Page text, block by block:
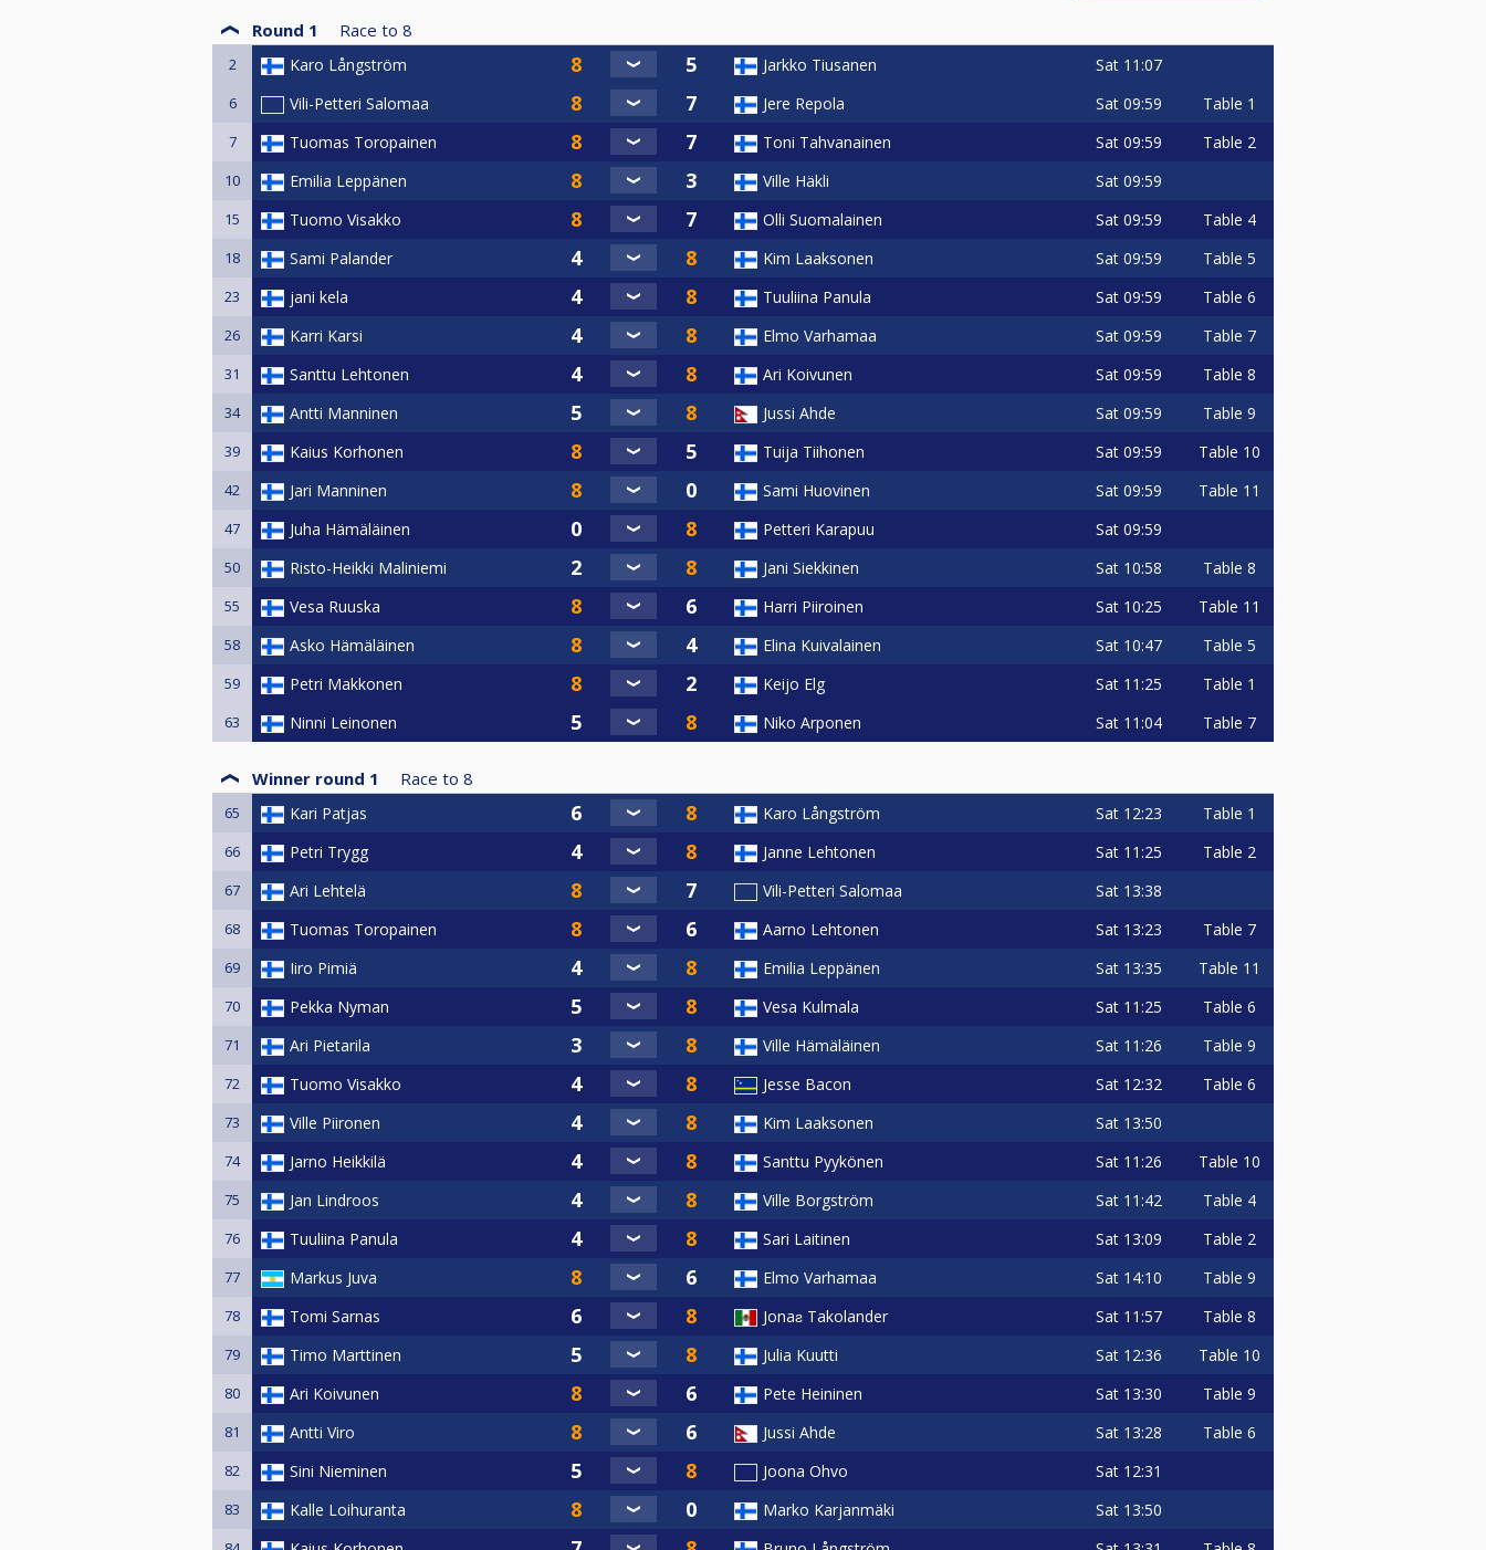
Round 1 Race to 8
2 Karo Långström Jarkko Tiusanen Sat 11:07
6 Vili-Petteri Salomaa Jere Repola Sat 09:59 Table 1
7 Tuomas Toropainen Toni Tahvanainen Sat 09:59 Table 2
10 Emilia Leppänen Ville Häkli Sat 09:59
15 Tuomo Visakko Olli Suomalainen Sat 09:59 Table 4
18 Sami Palander Kim Laaksonen Sat 09:59 Table 5
23 jani kela Tuuliina Panula Sat 09:59 Table 6
26 Karri Karsi Elmo Varhamaa Sat 09:59 Table 7
31 Santtu Lehtonen Ari Koivunen Sat 09:59 Table 8
34 Antti Manninen Jussi Ahde Sat 09:59 Table 9
39 Kaius Korhonen Tuija Tiihonen Sat 09:59 Table 10
42 Jari Manninen Sami Huovinen Sat 09:59 Table 11
47 Juha Hämäläinen Petteri Karapuu Sat 09:59
50 Risto-Heikki Maliniemi Jani Siekkinen Sat 10:58 Table 8
55 Vesa Ruuska Harri Piiroinen Sat 10:25 Table 11
58 Asko Hämäläinen Elina Kuivalainen Sat 10:47 Table 5
59 Petri Makkonen Keijo Elg Sat 11:25 Table 1
63 Ninni Leinonen Niko Arponen Sat 11:04 Table 7
Winner round 1 Race to 8
65 Kari Patjas Karo Långström Sat 12:23 Table 1
66 Petri Trygg Janne Lehtonen Sat 11:25 Table 2
67 Ari Lehtelä Vili-Petteri Salomaa Sat 13:38
68 Tuomas Toropainen Aarno Lehtonen Sat 13:23 Table 7
69 Iiro Pimiä Emilia Leppänen Sat 13:35 Table 11
70 Pekka Nyman Vesa Kulmala Sat 11:25 Table 6
71 Ari Pietarila Ville Hämäläinen Sat 11:26 Table 9
72 Tuomo Visakko Jesse Bacon Sat 12:32 Table 6
73 Ville Piironen Kim Laaksonen Sat 13:50
74 Jarno Heikkilä Santtu Pyykönen Sat 11:26 Table 10
75 Jan Lindroos Ville Borgström Sat 11:42 Table 4
76 Tuuliina Panula Sari Laitinen Sat 13:09 Table 2
77 Markus Juva Elmo Varhamaa Sat 14:10 Table 9
78 Tomi Sarnas Jonaƨ Takolander Sat 11:57 Table 8
79 Timo Marttinen Julia Kuutti Sat 12:36 Table 10
80 Ari Koivunen Pete Heininen Sat 13:30 Table 9
81 Antti Viro Jussi Ahde Sat 13:28 Table 6
82 Sini Nieminen Joona Ohvo Sat 12:31
83 Kalle Loihuranta Marko Karjanmäki Sat 13:50